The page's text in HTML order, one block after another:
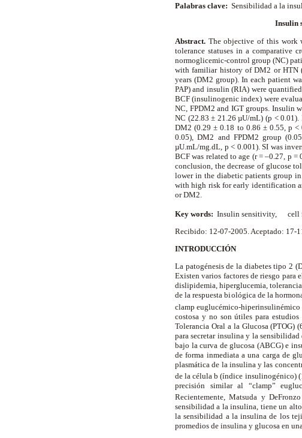
Palabras clave: Sensibilidad a la
Insulin
Abstract. The objective of this work
tolerance statuses in a comparative
normoglicemic-control group (NC)
with familiar history of DM2 or HTN
years (DM2 group). In each patient
PAP) and insulin (RIA) were
BCF (insulinogenic index) were
NC, FPDM2 and IGT groups. Insulin
NC (22.83 ± 21.26 µU/mL) (p <
DM2 (0.29 ± 0.18 to 0.86 ± 0.55, p
0.05), DM2 and FPDM2 group
µU.mL/mg.dL, p < 0.001). SI was
BCF was related to age (r = –0.27, p
conclusion, the decrease of glucose
lower in the diabetic patients group
with high risk for early identification
or DM2.
Key words: Insulin sensitivity,
cell
Recibido: 12-07-2005. Aceptado: 17-
INTRODUCCIÓN
La patogénesis de la diabetes tipo 2
Existen varios factores de riesgo para
dislipidemia, hiperglucemia,
de la respuesta biológica de la
clamp euglucémico-hiperinsulinémico
costosa y no son útiles para
Tolerancia Oral a la Glucosa (PTOG)
para secretar insulina y la
bajo la curva de glucosa (ABCG) e
de forma inmediata a una carga de
plasmática de la insulina y las
de la célulab (índice insulinogénico)
precisión similar al “clamp”
Recientemente, Matsuda y
sensibilidad a la insulina, tiene un
la sensibilidad a la insulina de los
promedios de insulina y glucosa en